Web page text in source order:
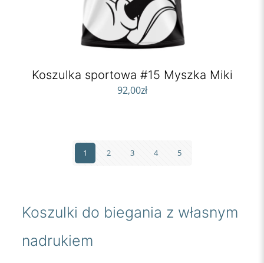
Koszulki do biegania z własnym
nadrukiem
Koszulka sportowa #15 Myszka Miki
92,00zł
1 2 3 4 5